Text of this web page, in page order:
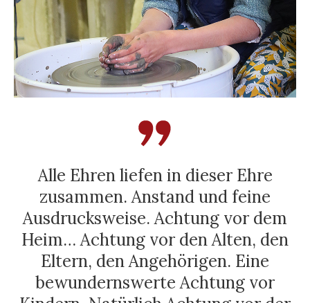
Alle Ehren liefen in dieser Ehre
zusammen. Anstand und feine
Ausdrucksweise. Achtung vor dem
Heim… Achtung vor den Alten, den
Eltern, den Angehörigen. Eine
bewundernswerte Achtung vor